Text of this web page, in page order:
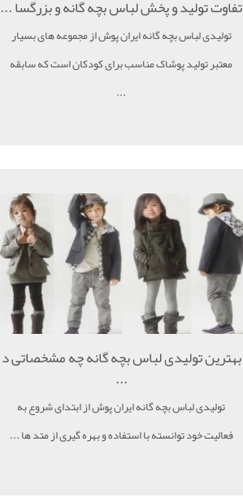
تفاوت تولید و پخش لباس بچه گانه و بزرگسا ...
تولیدی لباس بچه گانه ایران پوش از مجموعه های بسیار
معتبر تولید پوشاک مناسب برای کودکان است که سابقه
...
بهترین تولیدی لباس بچه گانه چه مشخصاتی د
...
تولیدی لباس بچه گانه ایران پوش از ابتدای شروع به
فعالیت خود توانسته با استفاده و بهره گیری از متد ها ...